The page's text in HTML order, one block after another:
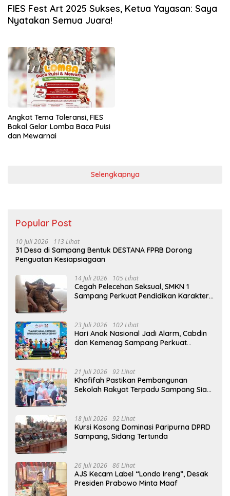
FIES Fest Art 2025 Sukses, Ketua Yayasan: Saya
Nyatakan Semua Juara!
Angkat Tema Toleransi, FIES
Bakal Gelar Lomba Baca Puisi
dan Mewarnai
Selengkapnya
Popular Post
10 Juli 2026 113 Lihat
31 Desa di Sampang Bentuk DESTANA FPRB Dorong
Penguatan Kesiapsiagaan
14 Juli 2026 105 Lihat
Cegah Pelecehan Seksual, SMKN 1
Sampang Perkuat Pendidikan Karakter
23 Juli 2026 102 Lihat
Hari Anak Nasional Jadi Alarm, Cabdin
dan Kemenag Sampang Perkuat
21 Juli 2026 92 Lihat
Khofifah Pastikan Pembangunan
Sekolah Rakyat Terpadu Sampang Siap
18 Juli 2026 92 Lihat
Kursi Kosong Dominasi Paripurna DPRD
Sampang, Sidang Tertunda
26 Juli 2026 86 Lihat
AJS Kecam Label “Londo Ireng”, Desak
Presiden Prabowo Minta Maaf